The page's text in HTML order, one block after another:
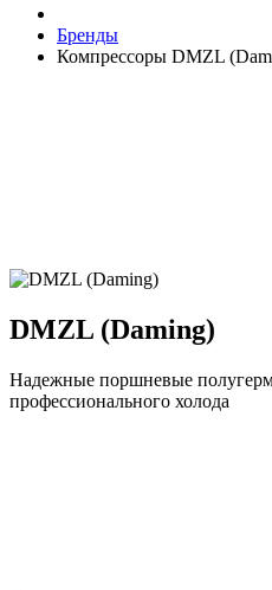
Бренды
Компрессоры DMZL
DMZL (Daming)
Надежные поршневые
профессионального холода